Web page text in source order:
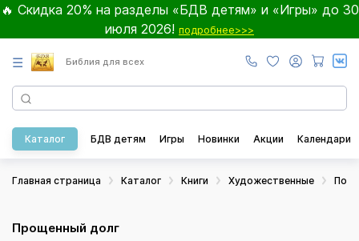
🔥 Скидка 20% на разделы «БДВ детям» и «Игры» до 30
июля 2026! подробнее>>>
☰ Библия для всех
Каталог БДВ детям Игры Новинки Акции Календари
Главная страница Каталог Книги Художественные
Прощенный долг